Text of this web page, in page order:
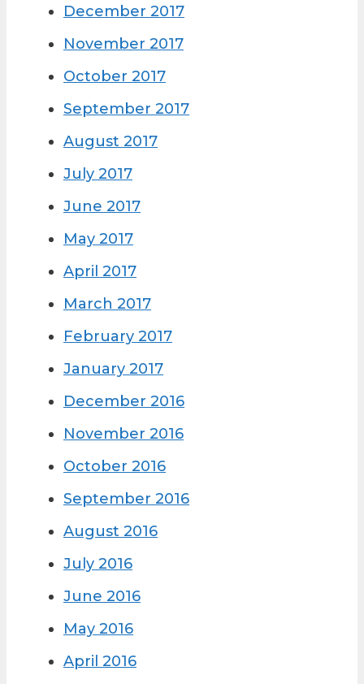
December 2017
November 2017
October 2017
September 2017
August 2017
July 2017
June 2017
May 2017
April 2017
March 2017
February 2017
January 2017
December 2016
November 2016
October 2016
September 2016
August 2016
July 2016
June 2016
May 2016
April 2016